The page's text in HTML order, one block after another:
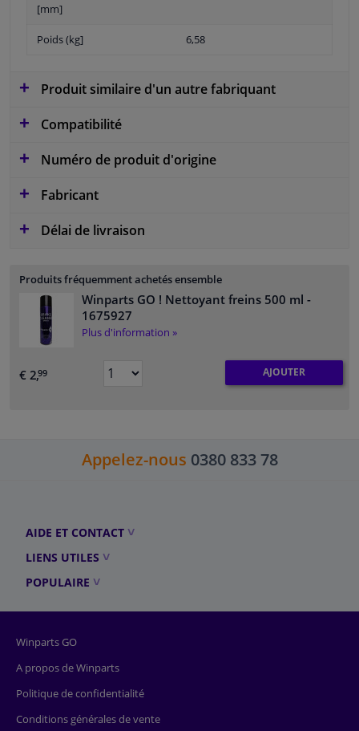
[mm]
Poids (kg] 6,58
Produit similaire d'un autre fabriquant
Compatibilité
Numéro de produit d'origine
Fabricant
Délai de livraison
Produits fréquemment achetés ensemble
Winparts GO ! Nettoyant freins 500 ml -
1675927
Plus d'information »
€ 2,99 AJOUTER
Appelez-nous 0380 833 78
AIDE ET CONTACT
LIENS UTILES
POPULAIRE
Winparts GO
A propos de Winparts
Politique de confidentialité
Conditions générales de vente